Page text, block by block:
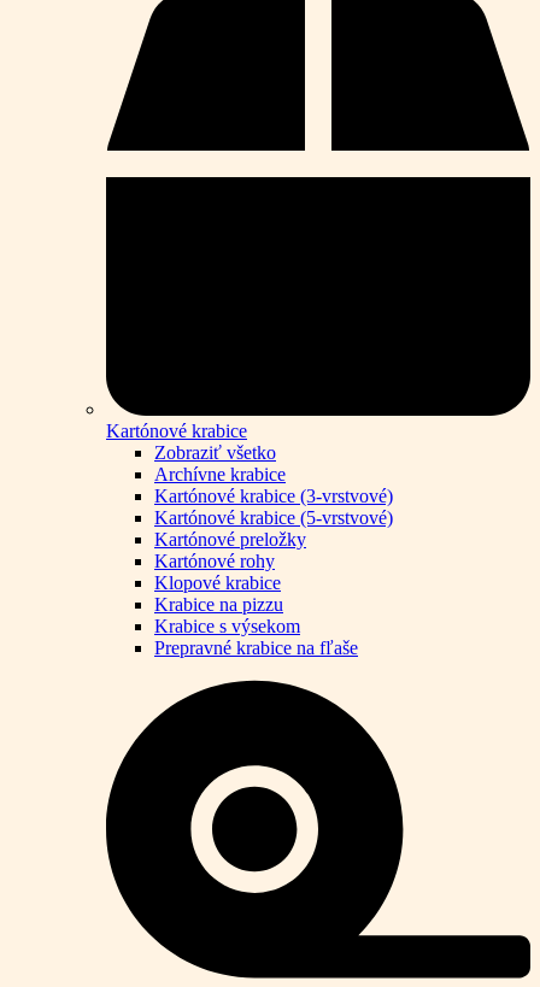
Kartónové krabice
Zobraziť všetko
Archívne krabice
Kartónové krabice (3-vrstvové)
Kartónové krabice (5-vrstvové)
Kartónové preložky
Kartónové rohy
Klopové krabice
Krabice na pizzu
Krabice s výsekom
Prepravné krabice na fľaše